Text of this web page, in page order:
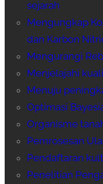
sejarah
Mengungkap
dan Karbon
Mengurangi
Menjelajahi
Menuju
Optimasi
Organisme
Pemrosesan
Pendaftaran
Penelitian